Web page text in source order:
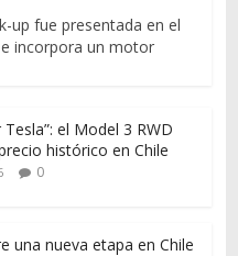
up fue presentada en el
incorpora un motor
Tesla”: el Model 3 RWD
histórico en Chile
0
una nueva etapa en Chile